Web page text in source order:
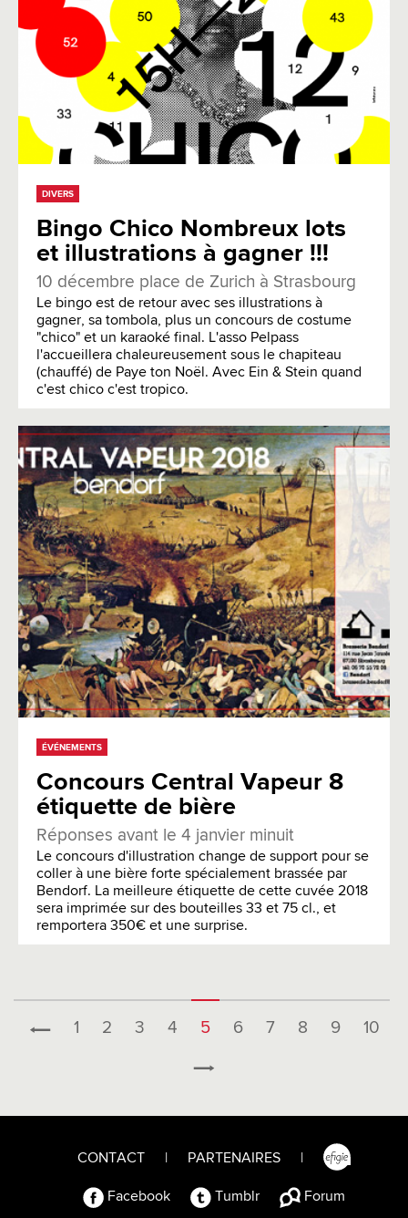
DIVERS
Bingo Chico Nombreux lots
et illustrations à gagner !!!
10 décembre place de Zurich à Strasbourg
Le bingo est de retour avec ses illustrations à
gagner, sa tombola, plus un concours de costume
"chico" et un karaoké final. L'asso Pelpass
l'accueillera chaleureusement sous le chapiteau
(chauffé) de Paye ton Noël. Avec Ein & Stein quand
c'est chico c'est tropico.
ÉVÉNEMENTS
Concours Central Vapeur 8
étiquette de bière
Réponses avant le 4 janvier minuit
Le concours d'illustration change de support pour se
coller à une bière forte spécialement brassée par
Bendorf. La meilleure étiquette de cette cuvée 2018
sera imprimée sur des bouteilles 33 et 75 cl., et
remportera 350€ et une surprise.
1 2 3 4 5 6 7 8 9 10
CONTACT | PARTENAIRES |
Facebook Tumblr Forum